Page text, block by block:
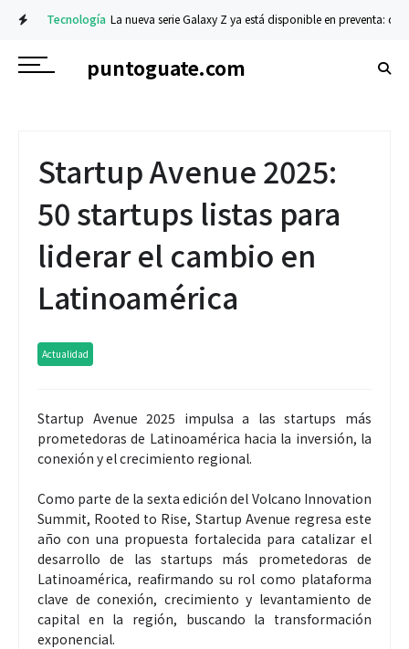
Tecnología La nueva serie Galaxy Z ya está disponible en preventa:
puntoguate.com
Startup Avenue 2025:
50 startups listas para
liderar el cambio en
Latinoamérica
Actualidad
Startup Avenue 2025 impulsa a las startups más
prometedoras de Latinoamérica hacia la inversión, la
conexión y el crecimiento regional.
Como parte de la sexta edición del Volcano Innovation
Summit, Rooted to Rise, Startup Avenue regresa este
año con una propuesta fortalecida para catalizar el
desarrollo de las startups más prometedoras de
Latinoamérica, reafirmando su rol como plataforma
clave de conexión, crecimiento y levantamiento de
capital en la región, buscando la transformación
exponencial.